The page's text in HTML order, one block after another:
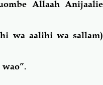
Allaah Anijaalie
wa aalihi wa sallam)